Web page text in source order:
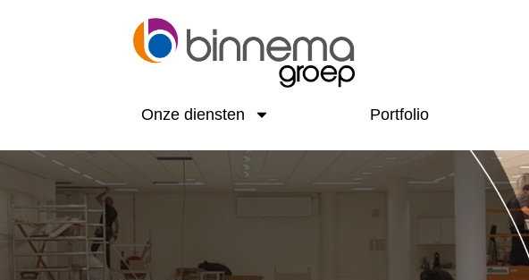
Onze diensten Portfolio